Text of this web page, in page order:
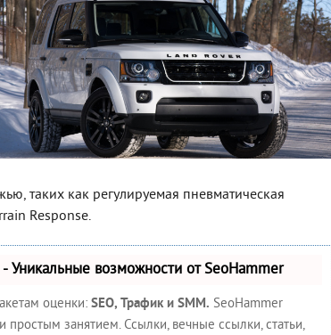
таких как регулируемая пневматическая
Response.
возможности от SeoHammer
оценки: SEO, Трафик и SMM. SeoHammer
занятием. Ссылки, вечные ссылки, статьи,